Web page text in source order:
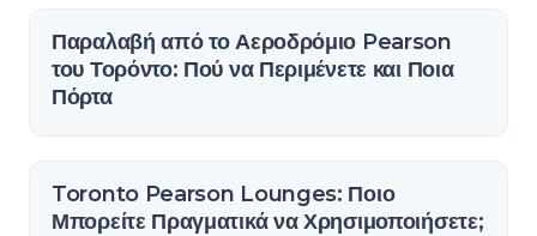
Παραλαβή από το Αεροδρόμιο Pearson
του Τορόντο: Πού να Περιμένετε και Ποια
Πόρτα
Toronto Pearson Lounges: Ποιο
Μπορείτε Πραγματικά να Χρησιμοποιήσετε;